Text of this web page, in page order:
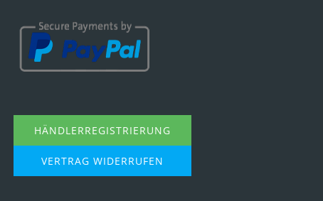
HÄNDLERREGISTRIERUNG
VERTRAG WIDERRUFEN